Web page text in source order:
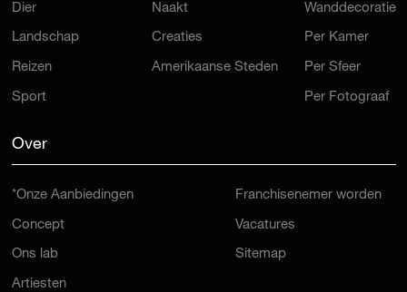
Dier
Landschap
Reizen
Sport
Naakt
Creaties
Amerikaanse Steden
Wanddecoratie
Per Kamer
Per Sfeer
Per Fotograaf
Over
*Onze Aanbiedingen
Concept
Ons lab
Artiesten
Franchisenemer worden
Vacatures
Sitemap